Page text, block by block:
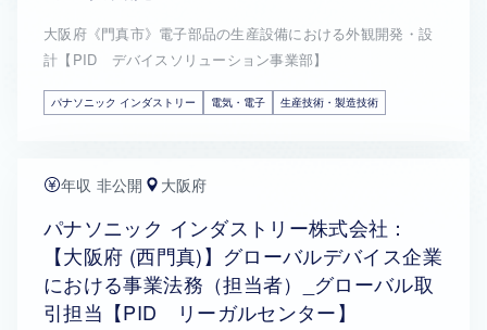
大阪府《門真市》電子部品の生産設備における外観開発・設
計【PID デバイスソリューション事業部】
パナソニック インダストリー 電気・電子 生産技術・製造技術
年収 非公開 大阪府
パナソニック インダストリー株式会社：
【大阪府 (西門真)】グローバルデバイス企業
における事業法務（担当者）_グローバル取
引担当【PID リーガルセンター】